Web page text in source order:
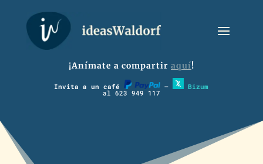
¡Anímate a compartir aquí!
Invita a un café – Bizum
al 623 949 117